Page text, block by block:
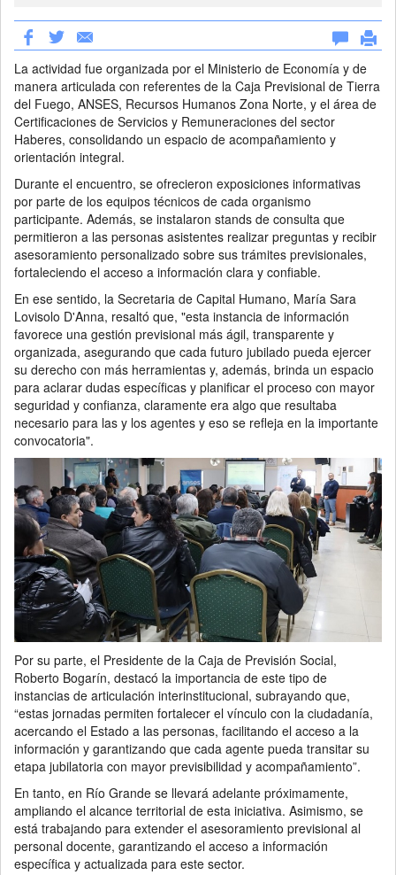
La actividad fue organizada por el Ministerio de Economía y de
manera articulada con referentes de la Caja Previsional de Tierra
del Fuego, ANSES, Recursos Humanos Zona Norte, y el área de
Certificaciones de Servicios y Remuneraciones del sector
Haberes, consolidando un espacio de acompañamiento y
orientación integral.
Durante el encuentro, se ofrecieron exposiciones informativas
por parte de los equipos técnicos de cada organismo
participante. Además, se instalaron stands de consulta que
permitieron a las personas asistentes realizar preguntas y recibir
asesoramiento personalizado sobre sus trámites previsionales,
fortaleciendo el acceso a información clara y confiable.
En ese sentido, la Secretaria de Capital Humano, María Sara
Lovisolo D'Anna, resaltó que, "esta instancia de información
favorece una gestión previsional más ágil, transparente y
organizada, asegurando que cada futuro jubilado pueda ejercer
su derecho con más herramientas y, además, brinda un espacio
para aclarar dudas específicas y planificar el proceso con mayor
seguridad y confianza, claramente era algo que resultaba
necesario para las y los agentes y eso se refleja en la importante
convocatoria".
Por su parte, el Presidente de la Caja de Previsión Social,
Roberto Bogarín, destacó la importancia de este tipo de
instancias de articulación interinstitucional, subrayando que,
“estas jornadas permiten fortalecer el vínculo con la ciudadanía,
acercando el Estado a las personas, facilitando el acceso a la
información y garantizando que cada agente pueda transitar su
etapa jubilatoria con mayor previsibilidad y acompañamiento”.
En tanto, en Río Grande se llevará adelante próximamente,
ampliando el alcance territorial de esta iniciativa. Asimismo, se
está trabajando para extender el asesoramiento previsional al
personal docente, garantizando el acceso a información
específica y actualizada para este sector.